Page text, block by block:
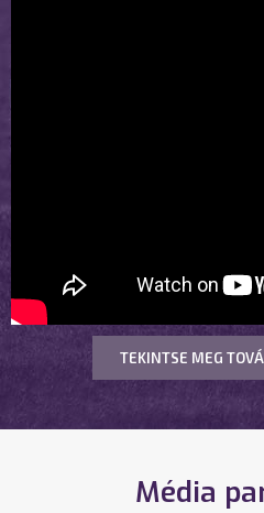
TEKINTSE MEG
Média